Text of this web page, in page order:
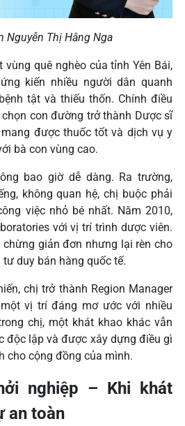
Nguyễn Thị Hằng Nga
quê nghèo của tỉnh Yên Bái,
kiến nhiều người dân quanh
tật và thiếu thốn. Chính điều
con đường trở thành Dược sĩ
được thuốc tốt và dịch vụ y
bà con vùng cao.
bao giờ dễ dàng. Ra trường,
không quan hệ, chị buộc phải
việc nhỏ bé nhất. Năm 2010,
với vị trí trình dược viên.
giản đơn nhưng lại rèn cho
duy bán hàng quốc tế.
chị trở thành Region Manager
vị trí đáng mơ ước với nhiều
chị, một khát khao khác vẫn
độc lập và được xây dựng điều gì
cho cộng đồng của mình.
nghiệp – Khi khát
an toàn